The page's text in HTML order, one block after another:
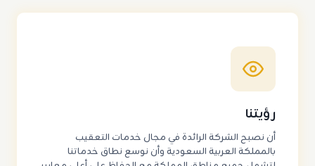
رؤيتنا
أن نصبح الشركة الرائدة في مجال خدمات التعقيب
بالمملكة العربية السعودية وأن نوسع نطاق خدماتنا